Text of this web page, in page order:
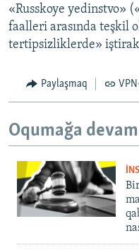
«Russkoye yedinstvo»
faalleri arasında teşkil
tertipsizliklerde»
Paylaşmaq
Oqumağa